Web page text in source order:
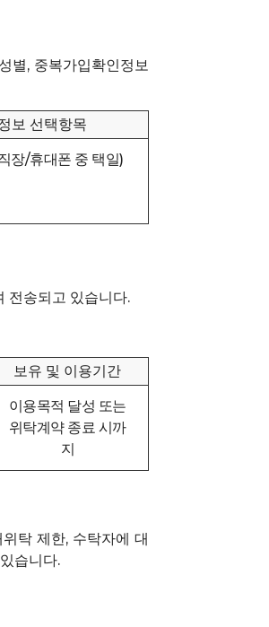
별, 중복가입확인정보
보 선택항목
장/휴대폰 중 택일)
전송되고 있습니다.
보유 및 이용기간
이용목적 달성 또는
위탁계약 종료 시까
지
탁 제한, 수탁자에 대
습니다.